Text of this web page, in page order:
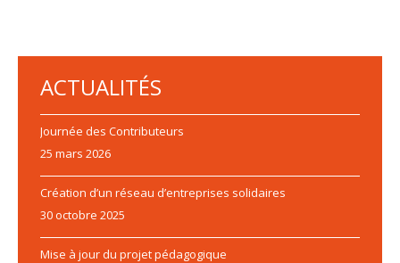
ACTUALITÉS
Journée des Contributeurs
25 mars 2026
Création d’un réseau d’entreprises solidaires
30 octobre 2025
Mise à jour du projet pédagogique